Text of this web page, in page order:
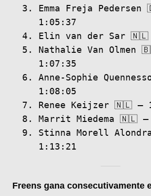
Emma Freja
1:05:37
Elin van der Sar 🇳🇱
Nathalie Van Olmen
1:07:35
Anne-Sophie
1:08:05
Renee Keijzer 🇳🇱 –
Marrit Miedema 🇳🇱 –
Stinna Morell
1:13:21
Freens gana consecutivamente